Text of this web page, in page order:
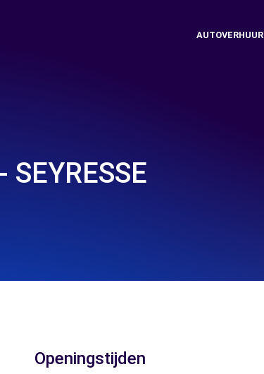
AUTOVERHUUR
Openingstijden